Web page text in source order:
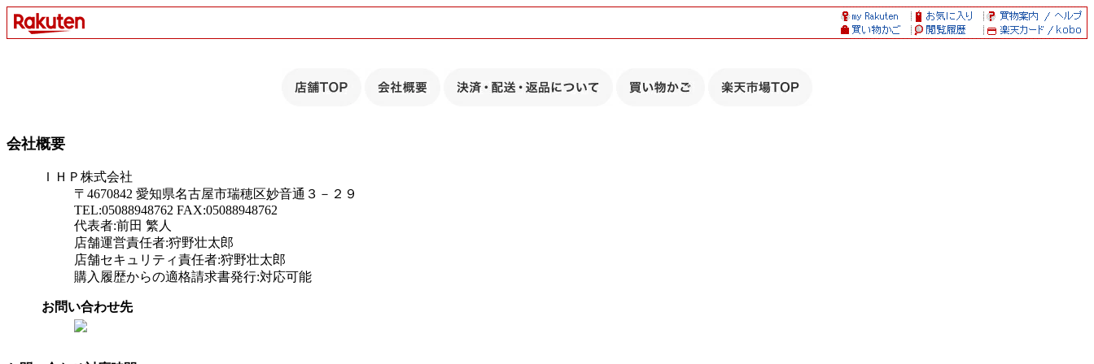
会社概要
ＩＨＰ株式会社
〒4670842 愛知県名古屋市瑞穂区妙音通３－２９
TEL:05088948762 FAX:05088948762
代表者:前田 繁人
店舗運営責任者:狩野壮太郎
店舗セキュリティ責任者:狩野壮太郎
購入履歴からの適格請求書発行:対応可能
お問い合わせ先